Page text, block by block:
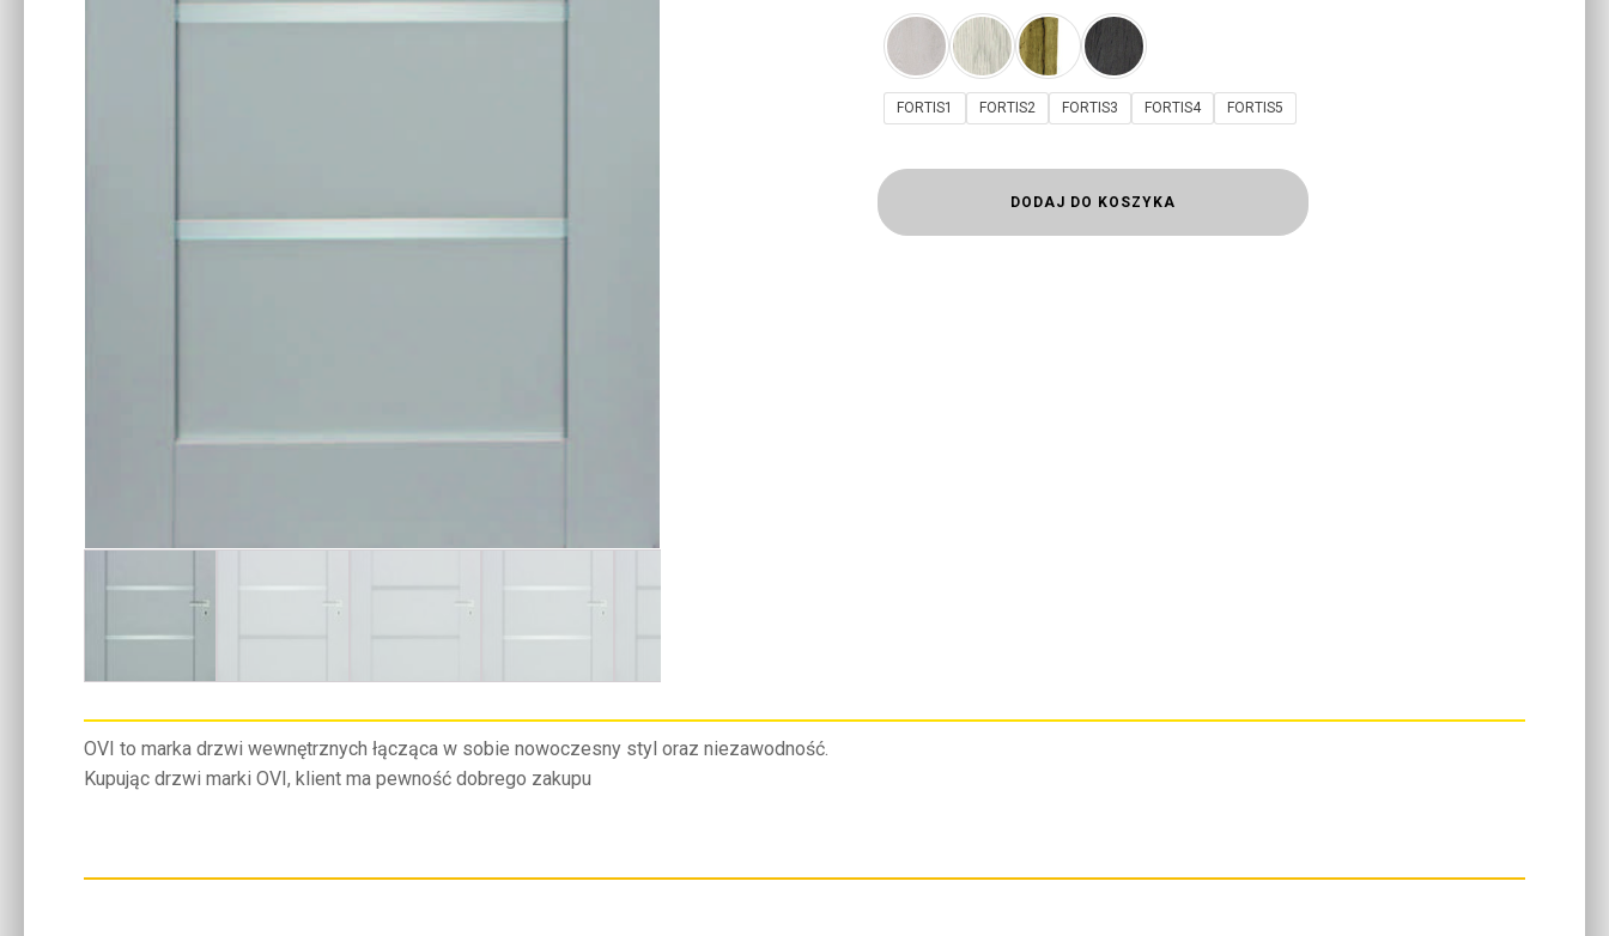
FORTIS1 FORTIS2 FORTIS3 FORTIS4 FORTIS5
DODAJ DO KOSZYKA
OVI to marka drzwi wewnętrznych łącząca w sobie nowoczesny styl oraz niezawodność.
Kupując drzwi marki OVI, klient ma pewność dobrego zakupu